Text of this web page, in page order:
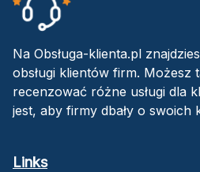
Na Obsługa-klienta.pl
obsługi klientów firm. Możesz
recenzować różne usługi dla
jest, aby firmy dbały o swoich
Links